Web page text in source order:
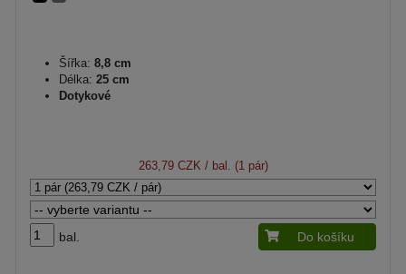
Šířka: 8,8 cm
Délka: 25 cm
Dotykové
263,79 CZK / bal. (1 pár)
bal. Do košíku